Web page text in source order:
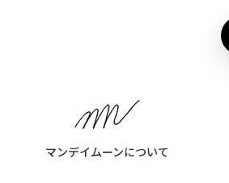
マンデイムーンについて